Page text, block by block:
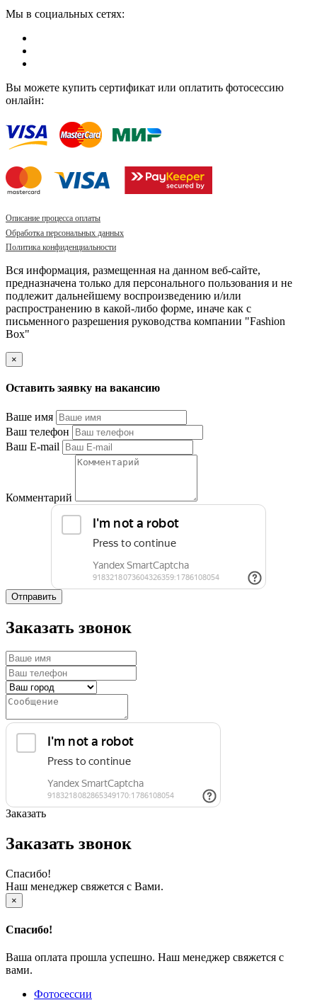
Мы в социальных сетях:
Вы можете купить сертификат или оплатить фотосессию
онлайн:
Описание процесса оплаты
Обработка персональных данных
Политика конфиденциальности
Вся информация, размещенная на данном веб-сайте,
предназначена только для персонального пользования и не
подлежит дальнейшему воспроизведению и/или
распространению в какой-либо форме, иначе как с
письменного разрешения руководства компании "Fashion
Box"
×
Оставить заявку на вакансию
Ваше имя
Ваш телефон
Ваш E-mail
Комментарий
Отправить
Заказать звонок
Заказать
Заказать звонок
Спасибо!
Наш менеджер свяжется с Вами.
×
Спасибо!
Ваша оплата прошла успешно. Наш менеджер свяжется с
вами.
Фотосессии